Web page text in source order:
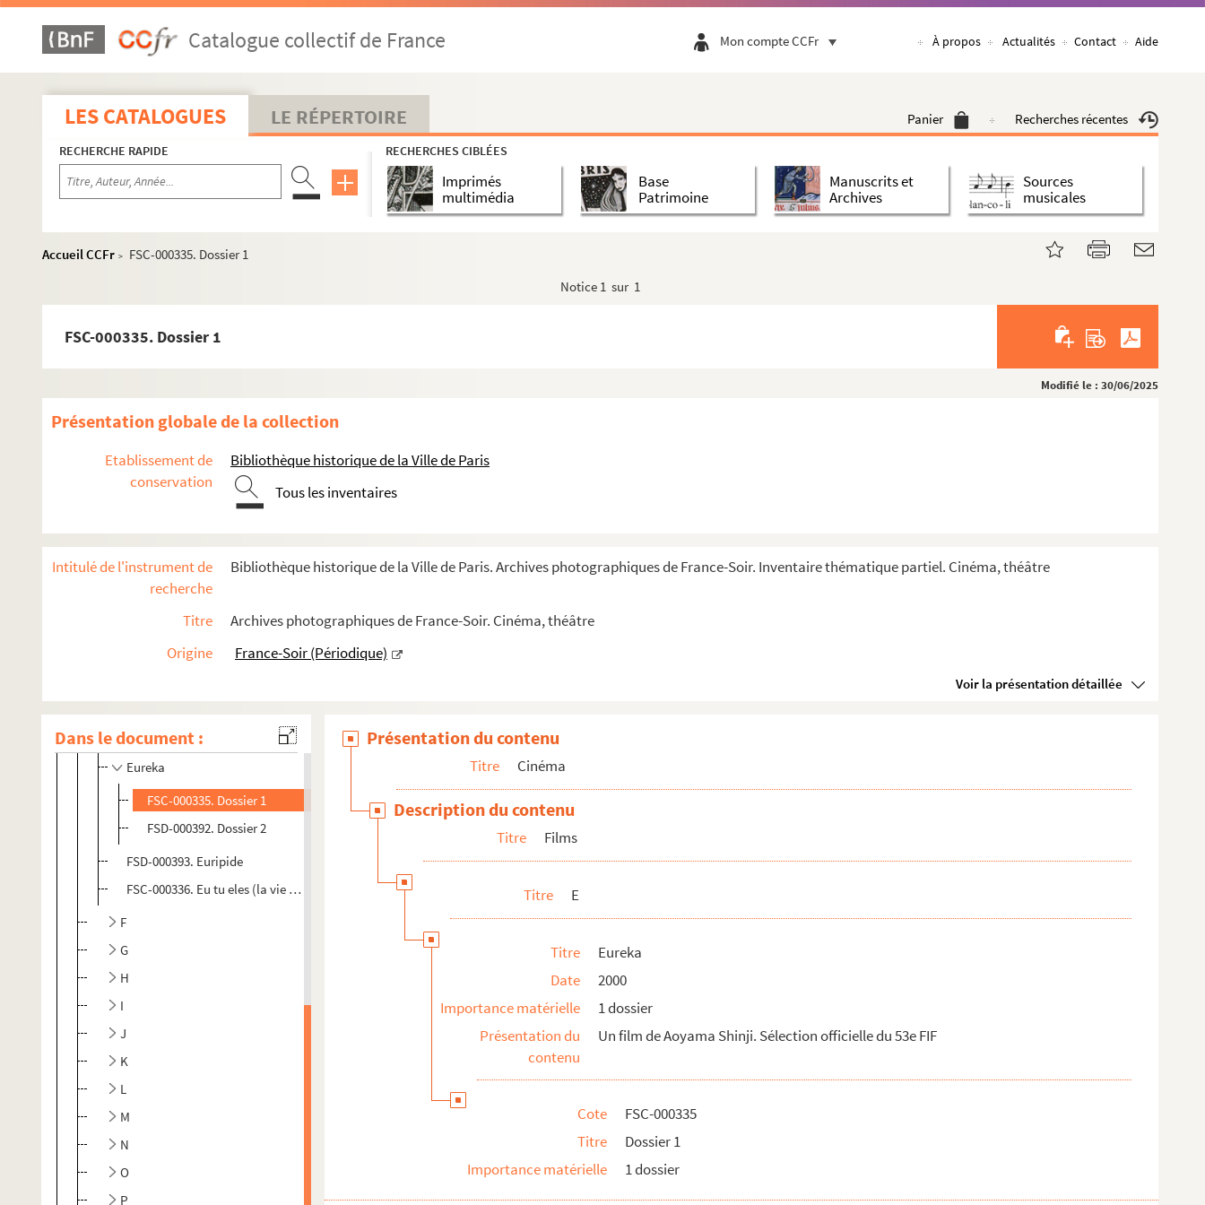
Catalogue collectif de France Mon compte CCFr À propos Actualités Contact Aide
LES CATALOGUES LE RÉPERTOIRE Panier Recherches récentes
RECHERCHE RAPIDE RECHERCHES CIBLÉES
Imprimés
multimédia
Base
Patrimoine
Manuscrits et
Archives
Sources
musicales
Accueil CCFr >
FSC-000335. Dossier 1
Notice 1 sur 1
FSC-000335. Dossier 1
Modifié le : 30/06/2025
Présentation globale de la collection
Etablissement de
conservation
Bibliothèque historique de la Ville de Paris
Tous les inventaires
Intitulé de l'instrument de
recherche
Bibliothèque historique de la Ville de Paris. Archives photographiques de France-Soir. Inventaire thématique partiel. Cinéma, théâtre
Titre
Archives photographiques de France-Soir. Cinéma, théâtre
Origine
France-Soir (Périodique)
Voir la présentation détaillée
Dans le document :
Généralités
Exploitations et Salles de cinéma
Festivals
Manifestations
Studios
Thèmes
E
FSD-000391. Ester Kahn
Eureka
FSC-000335. Dossier 1
FSD-000392. Dossier 2
FSD-000393. Euripide
FSC-000336. Eu tu eles (la vie peu ordinaire de Dona Linhares)
F
G
H
I
J
K
L
M
N
O
P
Présentation du contenu
Titre Cinéma
Description du contenu
Titre Films
Titre E
Titre
Eureka
Date
2000
Importance matérielle
1 dossier
Présentation du
contenu
Un film de Aoyama Shinji. Sélection officielle du 53e FIF
Cote
FSC-000335
Titre
Dossier 1
Importance matérielle
1 dossier